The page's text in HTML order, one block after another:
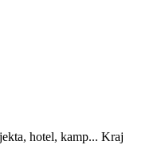
hotel, kamp... Kraj